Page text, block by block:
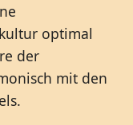
optimal
der
mit den